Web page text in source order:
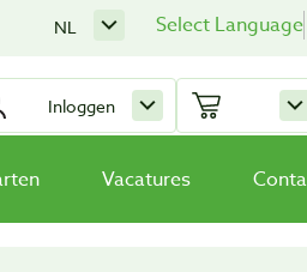
Select Language
NL
Inloggen
Vacatures